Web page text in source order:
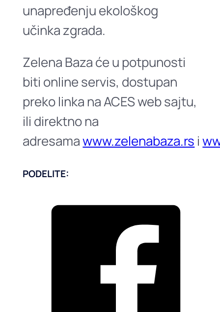
unapređenju ekološkog
učinka zgrada.
Zelena Baza će u potpunosti
biti online servis, dostupan
preko linka na ACES web sajtu,
ili direktno na
adresamawww.zelenabaza.rs i
PODELITE: